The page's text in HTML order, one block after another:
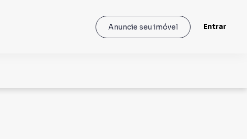
Anuncie seu imóvel Entrar